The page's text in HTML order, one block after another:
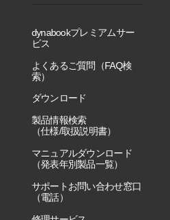
dynabookプレミアムサー
ビス
よくあるご質問（FAQ検
索）
ダウンロード
製品情報検索
（仕様/取扱説明書）
マニュアルダウンロード
（発表年別製品一覧）
サポートお問い合わせ窓口
（電話）